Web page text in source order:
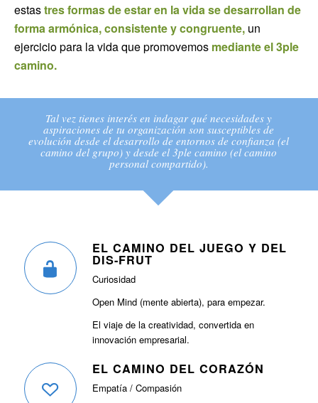
estastres formas de estar en la vida se desarrollan de
forma armónica, consistente y congruente, un
ejercicio para la vida que promovemos mediante el 3ple
camino.
Tal vez tienes interés en indagar qué necesidades y
aspiraciones de tu organización son susceptibles de
evolución desde el desarrollo de entornos de confianza (el
camino del grupo) y desde el 3ple camino (el camino
personal compartido).
EL CAMINO DEL JUEGO Y DEL
DIS-FRUT
Curiosidad
Open Mind (mente abierta), para empezar.
El viaje de la creatividad, convertida en
innovación empresarial.
EL CAMINO DEL CORAZÓN
Empatía / Compasión